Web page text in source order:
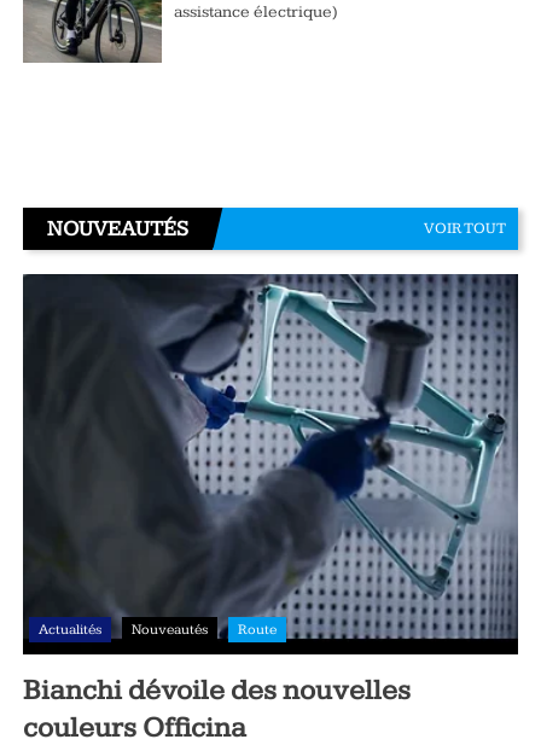
assistance électrique)
NOUVEAUTÉS VOIR TOUT
Actualités Nouveautés Route
Bianchi dévoile des nouvelles
couleurs Officina